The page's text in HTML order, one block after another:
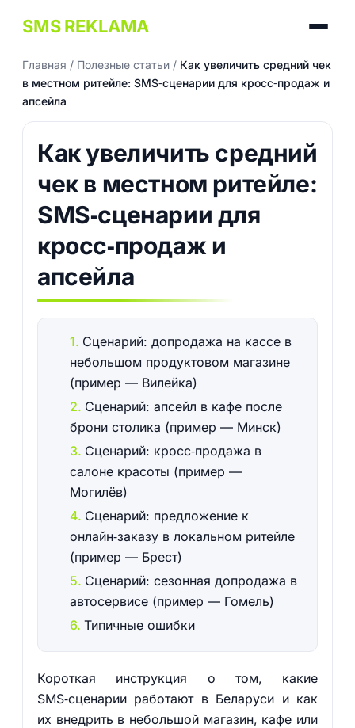
SMS REKLAMA
Главная / Полезные статьи/ Как увеличить средний чек
в местном ритейле: SMS‑сценарии для кросс‑продаж и
апсейла
Как увеличить средний
чек в местном ритейле:
SMS‑сценарии для
кросс‑продаж и
апсейла
Сценарий: допродажа на кассе в
небольшом продуктовом магазине
(пример — Вилейка)
Сценарий: апсейл в кафе после
брони столика (пример — Минск)
Сценарий: кросс‑продажа в
салоне красоты (пример —
Могилёв)
Сценарий: предложение к
онлайн‑заказу в локальном ритейле
(пример — Брест)
Сценарий: сезонная допродажа в
автосервисе (пример — Гомель)
Типичные ошибки
Короткая инструкция о том, какие
SMS‑сценарии работают в Беларуси и как
их внедрить в небольшой магазин, кафе или